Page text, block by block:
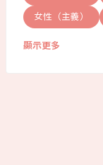
女性（主義）
顯示更多